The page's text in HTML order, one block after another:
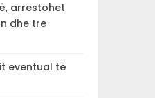
arrestohet
dhe tre
eventual të